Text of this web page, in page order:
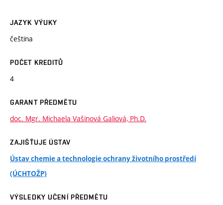
JAZYK VÝUKY
čeština
POČET KREDITŮ
4
GARANT PŘEDMĚTU
doc. Mgr. Michaela Vašinová Galiová, Ph.D.
ZAJIŠŤUJE ÚSTAV
Ústav chemie a technologie ochrany životního prostředí
(ÚCHTOŽP)
VÝSLEDKY UČENÍ PŘEDMĚTU